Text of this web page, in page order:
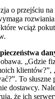
o przejściu
wciąż
„Gdzie
klientów?”,
To
dostawcy.
że ich